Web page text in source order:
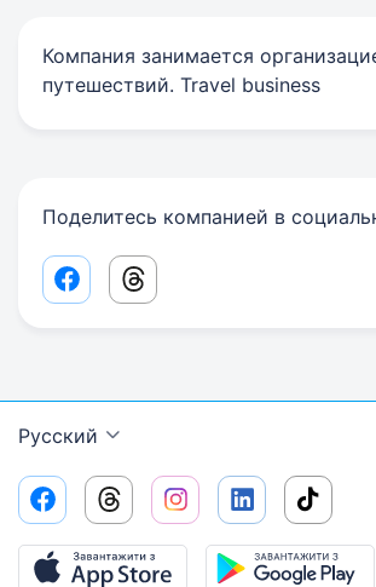
Компания занимается
путешествий. Travel business
Поделитесь компанией в
Facebook share link
Threads share link
Русский